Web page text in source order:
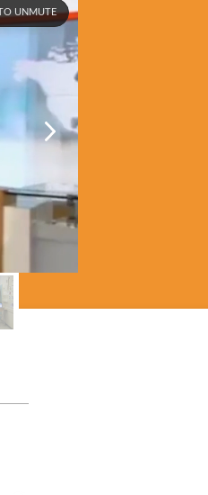
UNMUTE